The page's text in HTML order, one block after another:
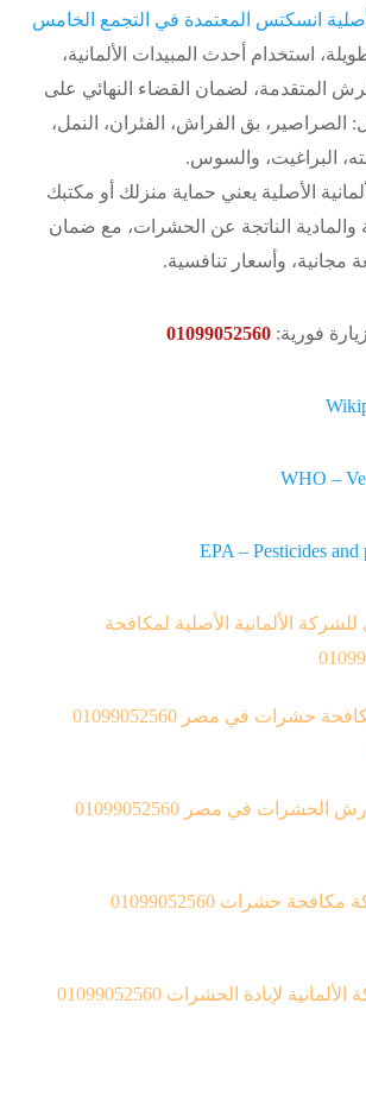
انسكتس المعتمدة في التجمع الخامس
استخدام أحدث المبيدات الألمانية،
المتقدمة، لضمان القضاء النهائي على
بق الفراش، الفئران، النمل،
البراغيت، والسوس.
الأصلية يعني حماية منزلك أو مكتبك
والمادية الناتجة عن الحشرات، مع ضمان
مجانية، وأسعار تنافسية.
فورية: 01099052560
WHO –
EPA – Pesticides and
الألمانية الأصلية لمكافحة
أفضل شركة مكافحة حشرات في مصر 01099052560
أفضل شركات رش الحشرات في مصر 01099052560
تجربتي مع شركة مكافحة حشرات 01099052560
لإبادة الحشرات 01099052560